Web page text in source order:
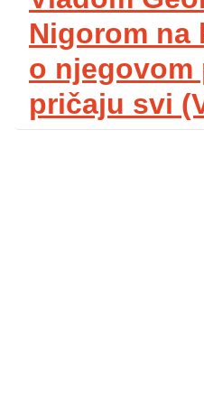
Nigorom na
o njegovom
pričaju svi